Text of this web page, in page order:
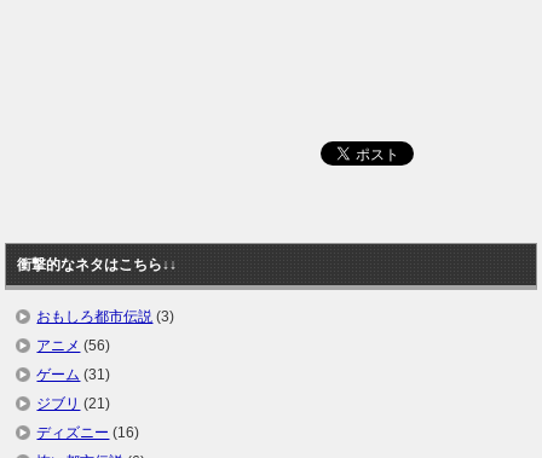
衝撃的なネタはこちら↓↓
おもしろ都市伝説 (3)
アニメ (56)
ゲーム (31)
ジブリ (21)
ディズニー (16)